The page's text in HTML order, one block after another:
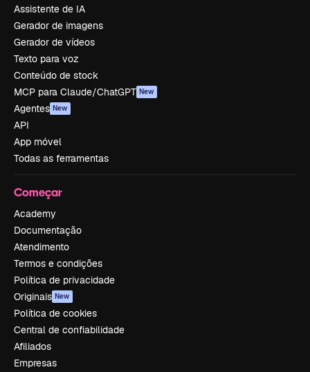
Assistente de IA
Gerador de imagens
Gerador de vídeos
Texto para voz
Conteúdo de stock
MCP para Claude/ChatGPT New
Agentes New
API
App móvel
Todas as ferramentas
Começar
Academy
Documentação
Atendimento
Termos e condições
Política de privacidade
Originais New
Política de cookies
Central de confiabilidade
Afiliados
Empresas